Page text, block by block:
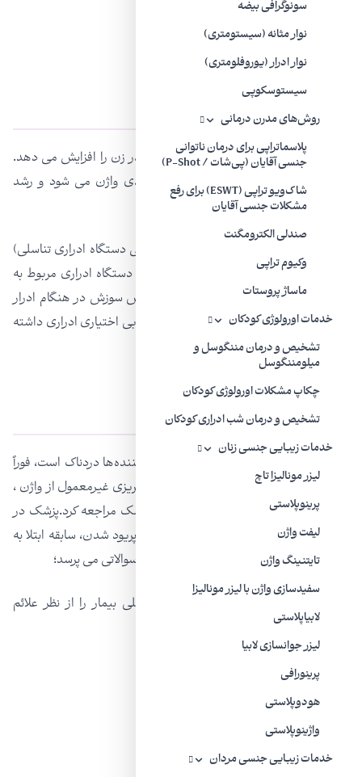
سونوگرافی بیضه
نوار مثانه (سیستومتری)
نوار ادرار (یوروفلومتری)
سیستوسکوپی
روش‌های مدرن درمانی
پلاسماتراپی برای درمان ناتوانی
جنسی آقایان (پی‌شات / P-Shot)
شاک‌ویو تراپی (ESWT) برای رفع
مشکلات جنسی آقایان
صندلی الکترومگنت
وکیوم تراپی
ماساژ پروستات
خدمات اورولوژی کودکان
تشخیص و درمان مننگوسل و
میلومننگوسل
چکاپ مشکلات اورولوژی کودکان
تشخیص و درمان شب ادراری کودکان
خدمات زیبایی جنسی زنان
لیزر مونالیزا تاچ
پرینوپلاستی
لیفت واژن
تایتنینگ واژن
سفیدسازی واژن با لیزر مونالیزا
لابیاپلاستی
ليزر جوانسازی لابیا
پرینورافی
هودوپلاستی
واژینوپلاستی
خدمات زیبایی جنسی مردان
عوارض بالقوه آتروفی واژن
آتروفی واژن خطر ابتلا به عفونت های واژن در زن را افزایش می دهد.
آتروفی باعث ایجاد تغییراتی در محیط اسیدی واژن می شود و رشد
باکتری‌ها و موجودات دیگر را آسان می کند.
همچنین خطر آتروفی سیستم ادراری (آتروفی دستگاه ادراری تناسلی)
را افزایش می دهد. علائم مرتبط با مشکلات دستگاه ادراری مربوط به
آتروفی شامل ادرار مکرر یا فوری تر یا احساس سوزش در هنگام ادرار
است. برخی از خانم‌ها همچنین ممکن است بی اختیاری ادراری داشته
و بیشتر دچار عفونت ادراری شوند.
تشخیص آتروفی واژن
اگر مقاربت جنسی حتی با استفاده از چرب کننده‌ها دردناک است، فوراً
باید به پزشک مراجعه کرد. در صورت بروز خونریزی غیرمعمول از واژن ،
ترشح ، سوزش یا احساس درد نیز باید به پزشک مراجعه کرد.پزشک در
مورد سوابق سلامتی بیمار و همچنین زمان پریود شدن، سابقه ابتلا به
سرطان و استفاده از برخی داروها و &#۸۲۳۰;سوالاتی می پرسد؛
پزشک همچنین ممکن است دستگاه تناسلی بیمار را از نظر علائم
فیزیکی آتروفی بررسی کند، علائمی مانند:
پوشش واژن کم رنگ ، صاف و براق
از دست دادن قابلیت ارتجاعی
موی عامیانه پراکنده
دستگاه تناسلی خارجی نازک و نازک